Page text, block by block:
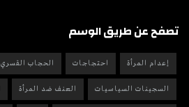
تصفح عن طريق الوسم
إعدام المرأة احتجاجات الحجاب القسري
السجينات السياسيات العنف ضد المرأة